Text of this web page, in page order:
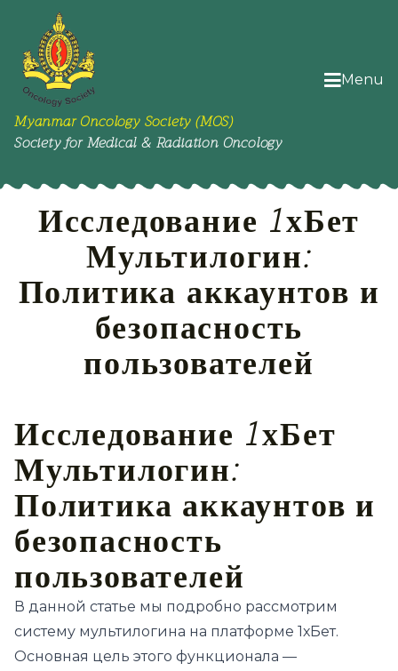
Menu
Myanmar Oncology Society (MOS)
Society for Medical & Radiation Oncology
Исследование 1хБет
Мультилогин:
Политика аккаунтов и
безопасность
пользователей
Исследование 1хБет
Мультилогин:
Политика аккаунтов и
безопасность
пользователей
В данной статье мы подробно рассмотрим
систему мультилогина на платформе 1хБет.
Основная цель этого функционала —